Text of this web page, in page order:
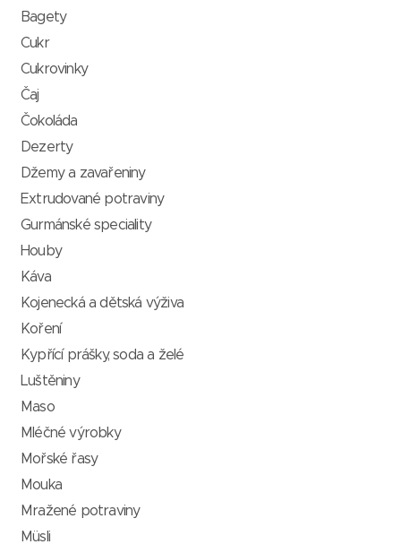
Bagety
Cukr
Cukrovinky
Čaj
Čokoláda
Dezerty
Džemy a zavařeniny
Extrudované potraviny
Gurmánské speciality
Houby
Káva
Kojenecká a dětská výživa
Koření
Kypřící prášky, soda a želé
Luštěniny
Maso
Mléčné výrobky
Mořské řasy
Mouka
Mražené potraviny
Müsli